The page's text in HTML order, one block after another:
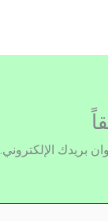
بريدك الإلكتروني.